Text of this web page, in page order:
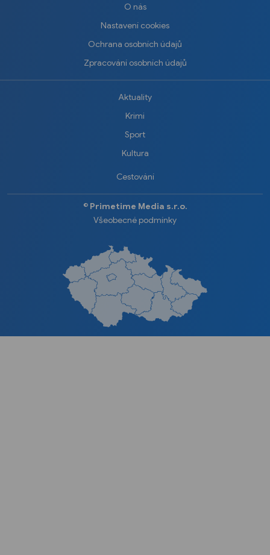
O nás
Nastavení cookies
Ochrana osobních údajů
Zpracování osobních údajů
Aktuality
Krimi
Sport
Kultura
Cestování
©️ Primetime Media s.r.o.
Všeobecné podmínky